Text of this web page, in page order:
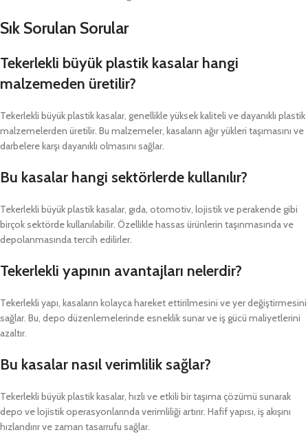
Sık Sorulan Sorular
Tekerlekli büyük plastik kasalar hangi
malzemeden üretilir?
Tekerlekli büyük plastik kasalar, genellikle yüksek kaliteli ve dayanıklı plastik
malzemelerden üretilir. Bu malzemeler, kasaların ağır yükleri taşımasını ve
darbelere karşı dayanıklı olmasını sağlar.
Bu kasalar hangi sektörlerde kullanılır?
Tekerlekli büyük plastik kasalar, gıda, otomotiv, lojistik ve perakende gibi
birçok sektörde kullanılabilir. Özellikle hassas ürünlerin taşınmasında ve
depolanmasında tercih edilirler.
Tekerlekli yapının avantajları nelerdir?
Tekerlekli yapı, kasaların kolayca hareket ettirilmesini ve yer değiştirmesini
sağlar. Bu, depo düzenlemelerinde esneklik sunar ve iş gücü maliyetlerini
azaltır.
Bu kasalar nasıl verimlilik sağlar?
Tekerlekli büyük plastik kasalar, hızlı ve etkili bir taşıma çözümü sunarak
depo ve lojistik operasyonlarında verimliliği artırır. Hafif yapısı, iş akışını
hızlandırır ve zaman tasarrufu sağlar.